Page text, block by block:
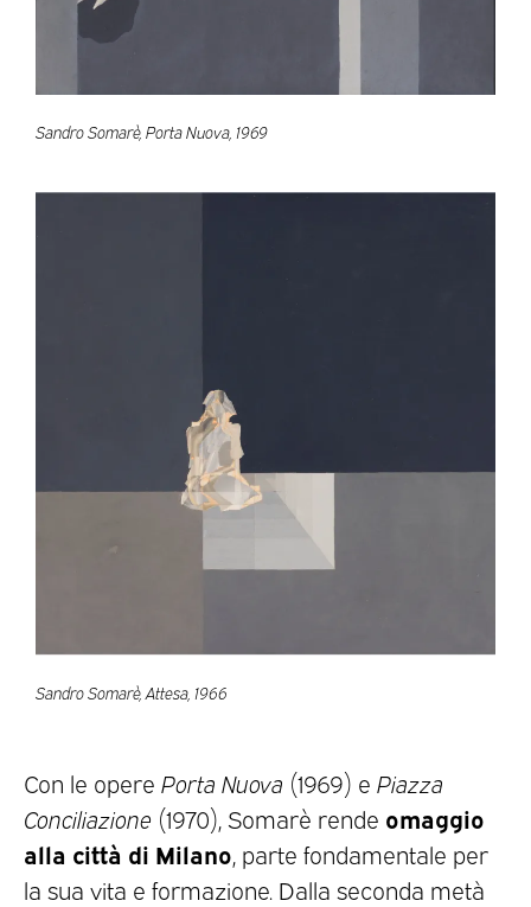
Sandro Somarè, Porta Nuova, 1969
Sandro Somarè, Attesa, 1966
Con le opere Porta Nuova (1969) e Piazza
Conciliazione (1970), Somarè rende omaggio
alla città di Milano , parte fondamentale per
la sua vita e formazione. Dalla seconda metà